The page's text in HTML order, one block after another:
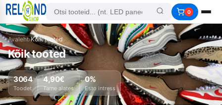
0
Avaleht›Kõik tooted
Kõik tooted
3064
Toodet
4,90€
Tarne alates
0%
Esto intress